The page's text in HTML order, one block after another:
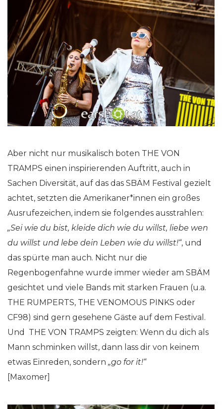
Aber nicht nur musikalisch boten THE VON
TRAMPS einen inspirierenden Auftritt, auch in
Sachen Diversität, auf das das SBÄM Festival gezielt
achtet, setzten die Amerikaner*innen ein großes
Ausrufezeichen, indem sie folgendes ausstrahlen:
„Sei wie du bist, kleide dich wie du willst, liebe wen
du willst und lebe dein Leben wie du willst!“, und
das spürte man auch. Nicht nur die
Regenbogenfahne wurde immer wieder am SBÄM
gesichtet und viele Bands mit starken Frauen (u.a.
THE RUMPERTS, THE VENOMOUS PINKS oder
CF98) sind gern gesehene Gäste auf dem Festival.
Und THE VON TRAMPS zeigten: Wenn du dich als
Mann schminken willst, dann lass dir von keinem
etwas Einreden, sondern „go for it!“
[Maxomer]